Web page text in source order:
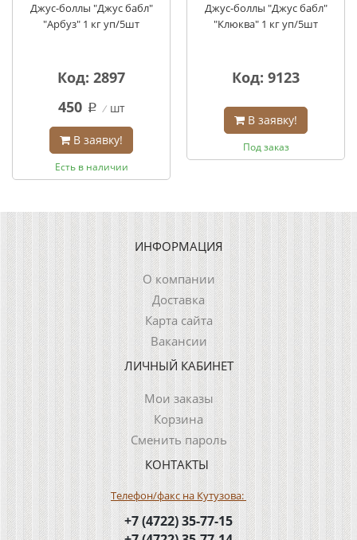
Джус-боллы "Джус бабл"
"Арбуз" 1 кг уп/5шт
Код: 2897
450 q шт
В заявку!
Есть в наличии
Джус-боллы "Джус бабл"
"Клюква" 1 кг уп/5шт
Код: 9123
В заявку!
Под заказ
ИНФОРМАЦИЯ
О компании
Доставка
Карта сайта
Вакансии
ЛИЧНЫЙ КАБИНЕТ
Мои заказы
Корзина
Сменить пароль
КОНТАКТЫ
Телефон/факс на Кутузова:
+7 (4722) 35-77-15